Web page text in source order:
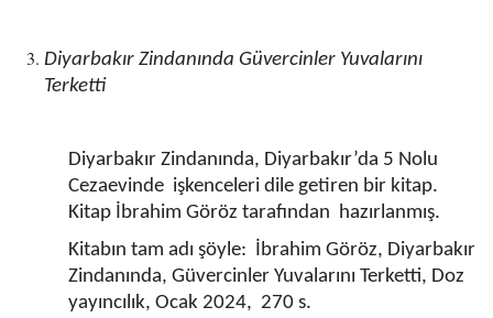
Diyarbakır Zindanında Güvercinler Yuvalarını
Terketti
Diyarbakır Zindanında, Diyarbakır’da 5 Nolu
Cezaevinde işkenceleri dile getiren bir kitap.
Kitap İbrahim Göröz tarafından hazırlanmış.
Kitabın tam adı şöyle: İbrahim Göröz, Diyarbakır
Zindanında, Güvercinler Yuvalarını Terketti, Doz
yayıncılık, Ocak 2024, 270 s.